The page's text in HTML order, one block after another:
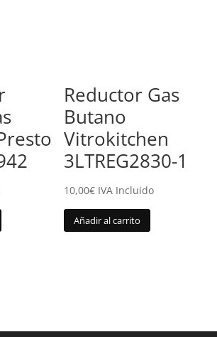
Reductor Gas
Butano
Vitrokitchen
3LTREG2830-1
10,00€ IVA Incluido
Añadir al carrito